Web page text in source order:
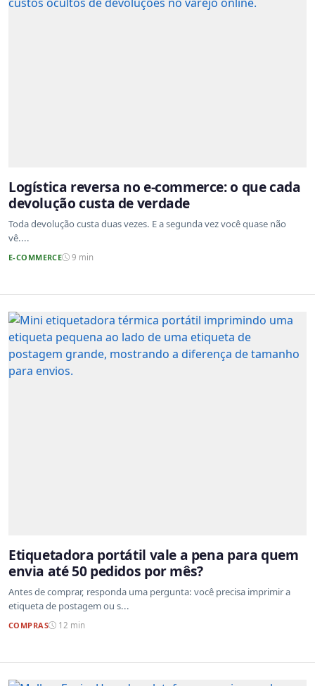
Logística reversa no e-commerce: o que cada
devolução custa de verdade
Toda devolução custa duas vezes. E a segunda vez você quase não
vê....
E-COMMERCE 9 min
Etiquetadora portátil vale a pena para quem
envia até 50 pedidos por mês?
Antes de comprar, responda uma pergunta: você precisa imprimir a
etiqueta de postagem ou s...
COMPRAS 12 min